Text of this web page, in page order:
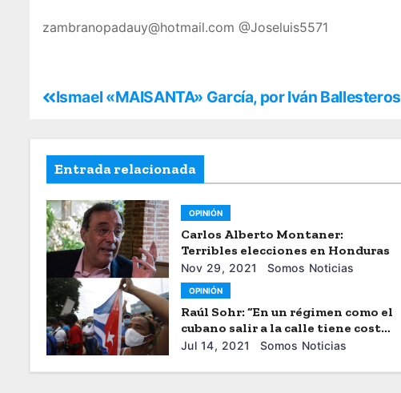
zambranopadauy@hotmail.com @Joseluis5571
Ismael «MAISANTA» García, por Iván Ballesteros
Entrada relacionada
OPINIÓN
Carlos Alberto Montaner:
Terribles elecciones en Honduras
Nov 29, 2021 Somos Noticias
OPINIÓN
Raúl Sohr: “En un régimen como el
cubano salir a la calle tiene costos
muy altos”
Jul 14, 2021 Somos Noticias